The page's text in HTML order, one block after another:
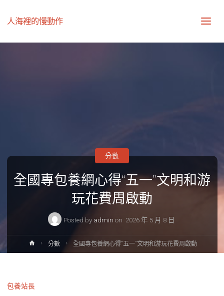
人海裡的慢動作
全國專包養網心得“五一”文明和游
玩花費周啟動
Posted by admin on 2026 年 5 月 8 日
分數
Home分數 全國專包養網心得“五一”文明和游玩花費周啟動
包養站長